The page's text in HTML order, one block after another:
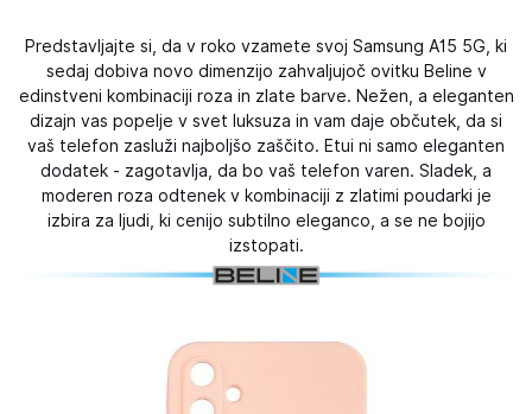
Predstavljajte si, da v roko vzamete svoj Samsung A15 5G, ki
sedaj dobiva novo dimenzijo zahvaljujoč ovitku Beline v
edinstveni kombinaciji roza in zlate barve. Nežen, a eleganten
dizajn vas popelje v svet luksuza in vam daje občutek, da si
vaš telefon zasluži najboljšo zaščito. Etui ni samo eleganten
dodatek - zagotavlja, da bo vaš telefon varen. Sladek, a
moderen roza odtenek v kombinaciji z zlatimi poudarki je
izbira za ljudi, ki cenijo subtilno eleganco, a se ne bojijo
izstopati.